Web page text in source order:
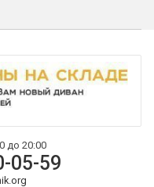
до 20:00
05-59